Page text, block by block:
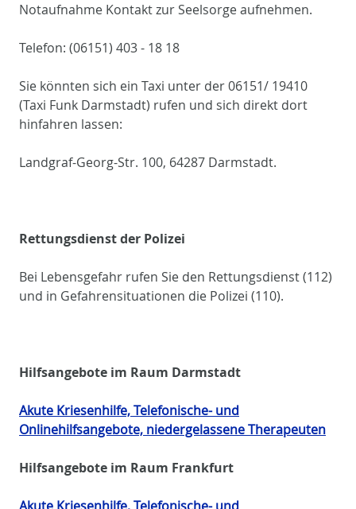
Notaufnahme Kontakt zur Seelsorge aufnehmen.
Telefon: (06151) 403 - 18 18
Sie könnten sich ein Taxi unter der 06151/ 19410
(Taxi Funk Darmstadt) rufen und sich direkt dort
hinfahren lassen:
Landgraf-Georg-Str. 100, 64287 Darmstadt.
Rettungsdienst der Polizei
Bei Lebensgefahr rufen Sie den Rettungsdienst (112)
und in Gefahrensituationen die Polizei (110).
Hilfsangebote im Raum Darmstadt
Akute Kriesenhilfe, Telefonische- und
Onlinehilfsangebote, niedergelassene Therapeuten
Hilfsangebote im Raum Frankfurt